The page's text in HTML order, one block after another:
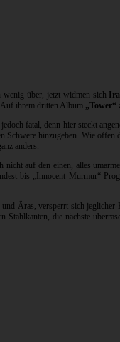
über, jetzt widmen sich
Auf ihrem dritten Album „Tower“
fatal, denn hier steckt
Schwere hinzugeben. Wie
anders.
auf den einen, alles
bis „Innocent Murmur“
Äras, versperrt sich
Stahlkanten, die nächste